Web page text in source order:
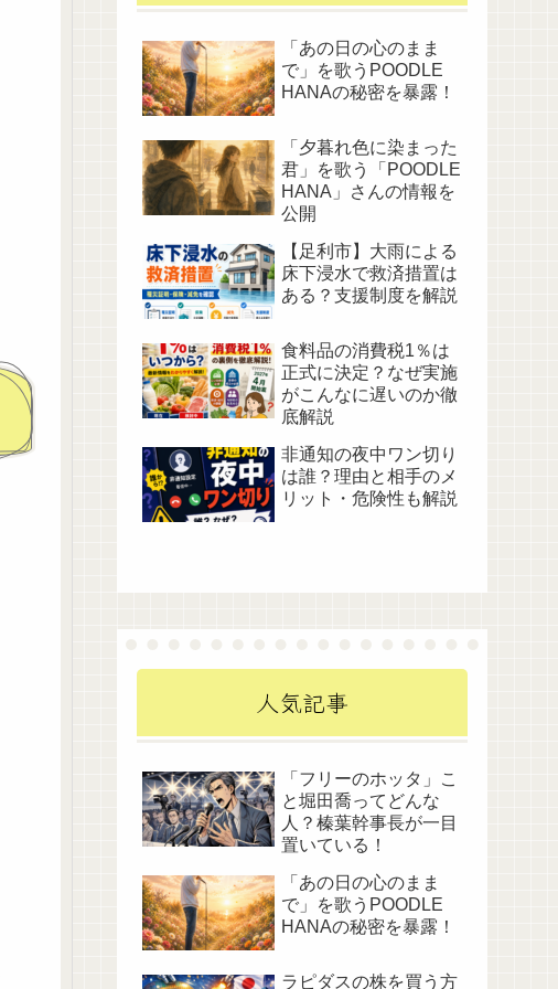
「あの日の心のまま
で」を歌うPOODLE
HANAの秘密を暴露！
「夕暮れ色に染まった
君」を歌う「POODLE
HANA」さんの情報を
公開
【足利市】大雨による
床下浸水で救済措置は
ある？支援制度を解説
食料品の消費税1％は
正式に決定？なぜ実施
がこんなに遅いのか徹
底解説
非通知の夜中ワン切り
は誰？理由と相手のメ
リット・危険性も解説
人気記事
「フリーのホッタ」こ
と堀田喬ってどんな
人？榛葉幹事長が一目
置いている！
「あの日の心のまま
で」を歌うPOODLE
HANAの秘密を暴露！
ラピダスの株を買う方